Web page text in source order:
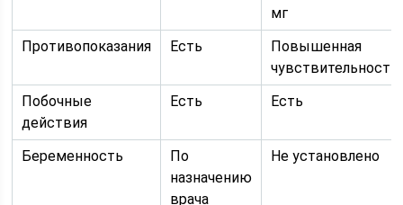
мг
Противопоказания
Есть
Повышенная
чувствительность
Побочные
действия
Есть Есть
Беременность
По
назначению
врача
Не установлено